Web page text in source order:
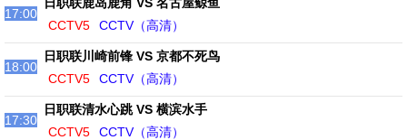
17:00
CCTV5
CCTV（高清）
18:00
日职联川崎前锋 VS 京都不死鸟
CCTV5
CCTV（高清）
17:30
日职联清水心跳 VS 横滨水手
CCTV5
CCTV（高清）